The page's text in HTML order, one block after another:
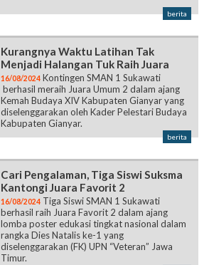
berita
Kurangnya Waktu Latihan Tak
Menjadi Halangan Tuk Raih Juara
16/08/2024 Kontingen SMAN 1 Sukawati
berhasil meraih Juara Umum 2 dalam ajang
Kemah Budaya XIV Kabupaten Gianyar yang
diselenggarakan oleh Kader Pelestari Budaya
Kabupaten Gianyar.
berita
Cari Pengalaman, Tiga Siswi Suksma
Kantongi Juara Favorit 2
16/08/2024 Tiga Siswi SMAN 1 Sukawati
berhasil raih Juara Favorit 2 dalam ajang
lomba poster edukasi tingkat nasional dalam
rangka Dies Natalis ke-1 yang
diselenggarakan (FK) UPN “Veteran” Jawa
Timur.